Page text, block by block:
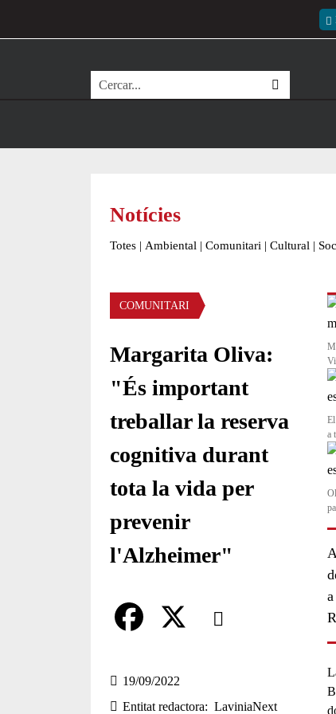
Cerca
Notícies
Totes | Ambiental | Comunitari | Cultural |
Àmbit de la notícia
COMUNITARI
Margarita Oliva:
"És important
treballar la reserva
cognitiva durant
tota la vida per
prevenir
l'Alzheimer"
Comparteix
a
c
19/09/2022
Entitat redactora
LaviniaNext
a